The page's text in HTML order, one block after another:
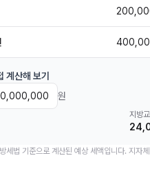
계산해 보기
원
지방
법 기준으로 계산된 예상 세액입니다. 지자체